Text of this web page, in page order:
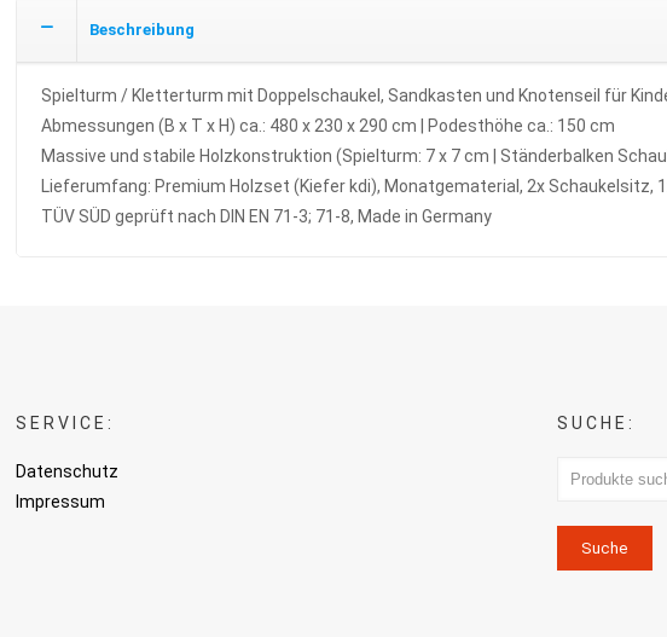
Beschreibung
Spielturm / Kletterturm mit Doppelschaukel, Sandkasten und Knotenseil für
Abmessungen (B x T x H) ca.: 480 x 230 x 290 cm | Podesthöhe ca.: 150 cm
Massive und stabile Holzkonstruktion (Spielturm: 7 x 7 cm | Ständerbalken
Lieferumfang: Premium Holzset (Kiefer kdi), Monatgematerial, 2x Schaukelsitz,
TÜV SÜD geprüft nach DIN EN 71-3; 71-8, Made in Germany
SERVICE:
Datenschutz
Impressum
SUCHE:
Suche